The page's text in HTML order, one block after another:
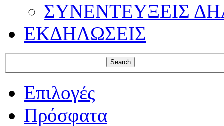
ΣΥΝΕΝΤΕΥΞΕΙΣ
ΕΚΔΗΛΩΣΕΙΣ
Επιλογές
Πρόσφατα